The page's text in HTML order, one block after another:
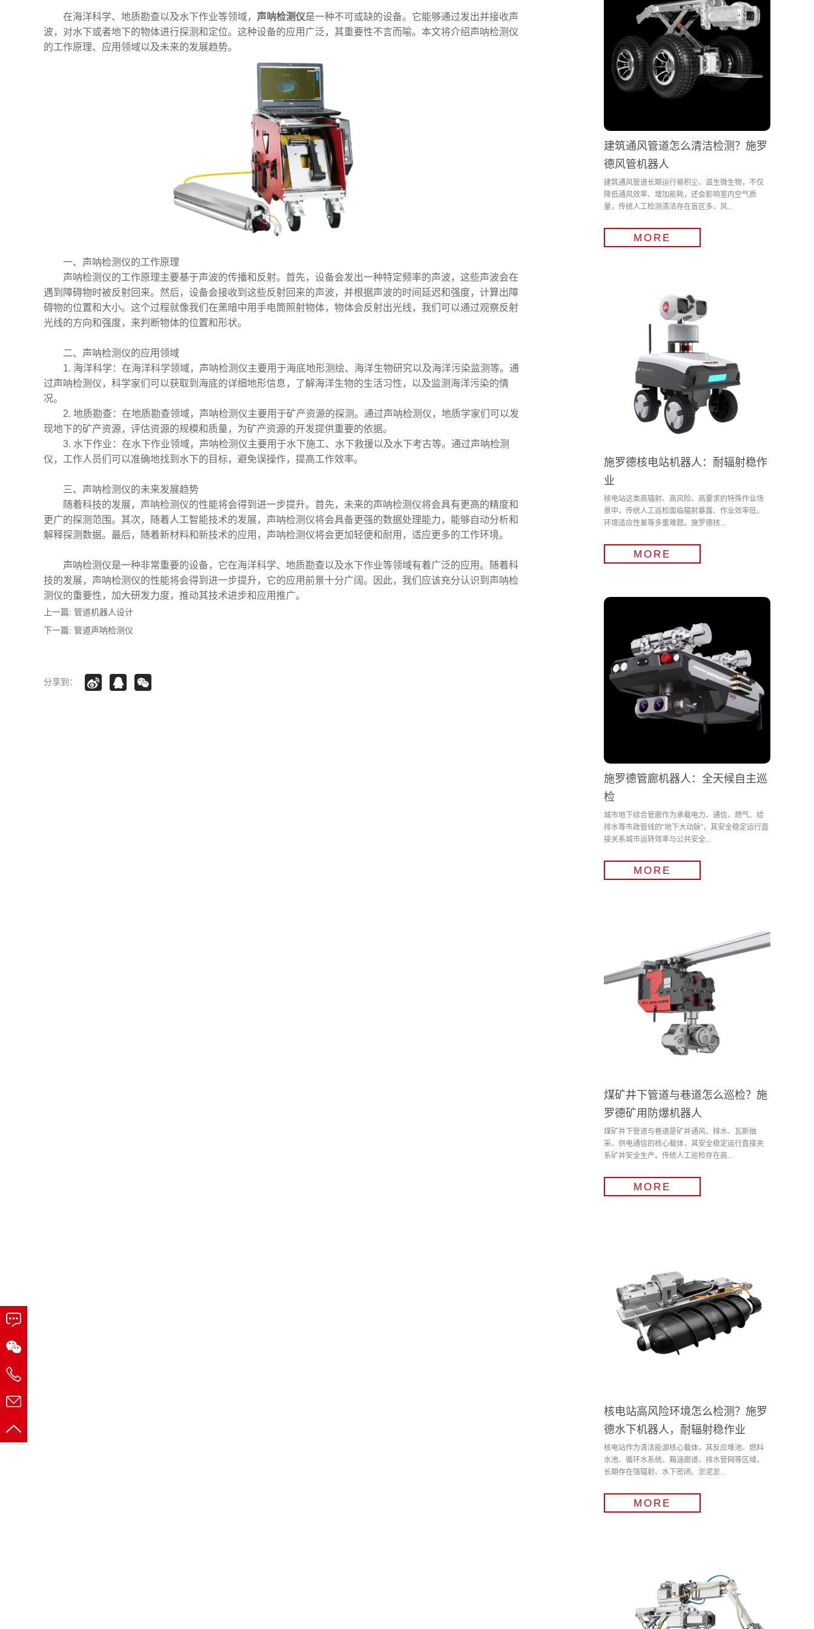
在海洋科学、地质勘查以及水下作业等领域， 声呐检测仪是一种不可或缺的设备。它能够通过发出并接收声
波，对水下或者地下的物体进行探测和定位。这种设备的应用广泛，其重要性不言而喻。本文将介绍声呐检测仪
的工作原理、应用领域以及未来的发展趋势。
一、声呐检测仪的工作原理
声呐检测仪的工作原理主要基于声波的传播和反射。首先，设备会发出一种特定频率的声波，这些声波会在
遇到障碍物时被反射回来。然后，设备会接收到这些反射回来的声波，并根据声波的时间延迟和强度，计算出障
碍物的位置和大小。这个过程就像我们在黑暗中用手电筒照射物体，物体会反射出光线，我们可以通过观察反射
光线的方向和强度，来判断物体的位置和形状。
二、声呐检测仪的应用领域
1. 海洋科学：在海洋科学领域，声呐检测仪主要用于海底地形测绘、海洋生物研究以及海洋污染监测等。通
过声呐检测仪，科学家们可以获取到海底的详细地形信息，了解海洋生物的生活习性，以及监测海洋污染的情
况。
2. 地质勘查：在地质勘查领域，声呐检测仪主要用于矿产资源的探测。通过声呐检测仪，地质学家们可以发
现地下的矿产资源，评估资源的规模和质量，为矿产资源的开发提供重要的依据。
3. 水下作业：在水下作业领域，声呐检测仪主要用于水下施工、水下救援以及水下考古等。通过声呐检测
仪，工作人员们可以准确地找到水下的目标，避免误操作，提高工作效率。
三、声呐检测仪的未来发展趋势
随着科技的发展，声呐检测仪的性能将会得到进一步提升。首先，未来的声呐检测仪将会具有更高的精度和
更广的探测范围。其次，随着人工智能技术的发展，声呐检测仪将会具备更强的数据处理能力，能够自动分析和
解释探测数据。最后，随着新材料和新技术的应用，声呐检测仪将会更加轻便和耐用，适应更多的工作环境。
声呐检测仪是一种非常重要的设备，它在海洋科学、地质勘查以及水下作业等领域有着广泛的应用。随着科
技的发展，声呐检测仪的性能将会得到进一步提升，它的应用前景十分广阔。因此，我们应该充分认识到声呐检
测仪的重要性，加大研发力度，推动其技术进步和应用推广。‍
上一篇: 管道机器人设计
下一篇: 管道声呐检测仪
分享到：
建筑通风管道怎么清洁检测？施罗
德风管机器人
建筑通风管道长期运行易积尘、滋生微生物，不仅
降低通风效率、增加能耗，还会影响室内空气质
量，传统人工检测清洁存在盲区多、风...
MORE
施罗德核电站机器人：耐辐射稳作
业
核电站这类高辐射、高风险、高要求的特殊作业场
景中，传统人工巡检面临辐射暴露、作业效率低、
环境适应性差等多重难题。施罗德核...
MORE
施罗德管廊机器人：全天候自主巡
检
城市地下综合管廊作为承载电力、通信、燃气、给
排水等市政管线的“地下大动脉”，其安全稳定运行直
接关系城市运转效率与公共安全...
MORE
煤矿井下管道与巷道怎么巡检？施
罗德矿用防爆机器人
煤矿井下管道与巷道是矿井通风、排水、瓦斯抽
采、供电通信的核心载体，其安全稳定运行直接关
系矿井安全生产。传统人工巡检存在高...
MORE
核电站高风险环境怎么检测？施罗
德水下机器人，耐辐射稳作业
核电站作为清洁能源核心载体，其反应堆池、燃料
水池、循环水系统、箱涵廊道、排水管网等区域，
长期存在强辐射、水下密闭、淤泥淤...
MORE